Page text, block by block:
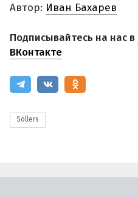
Автор: Иван Бахарев
Подписывайтесь на нас в
ВКонтакте
Sollers